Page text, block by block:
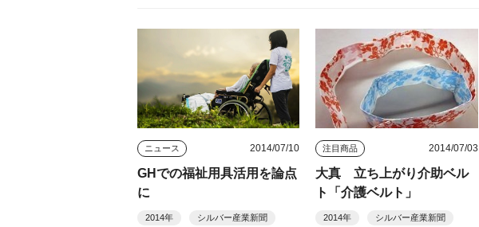
ニュース 2014/07/10
GHでの福祉用具活用を論点
に
2014年 シルバー産業新聞
注目商品 2014/07/03
大真 立ち上がり介助ベル
ト「介護ベルト」
2014年 シルバー産業新聞